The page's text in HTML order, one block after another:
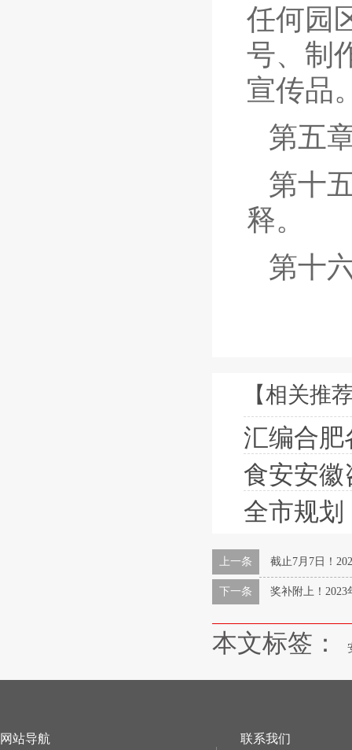
任何园
号、制
宣传品
第五
第十
释。
第十
【相关推
汇编合肥各地老
食安安徽咨
全市规划！合
上一条 截止7月7日！
下一条 奖补附上！
本文标签：
网站导航 联系我们